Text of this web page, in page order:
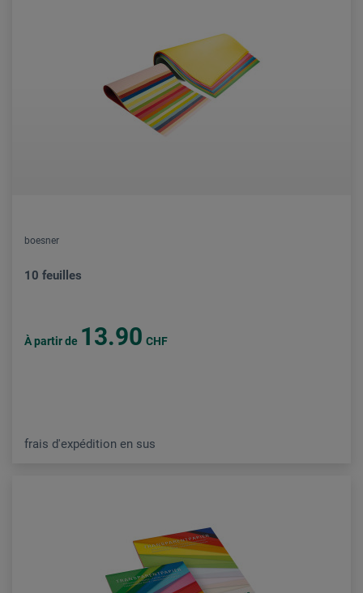
boesner
10 feuilles
À partir de 13.90 CHF
frais d'expédition en sus